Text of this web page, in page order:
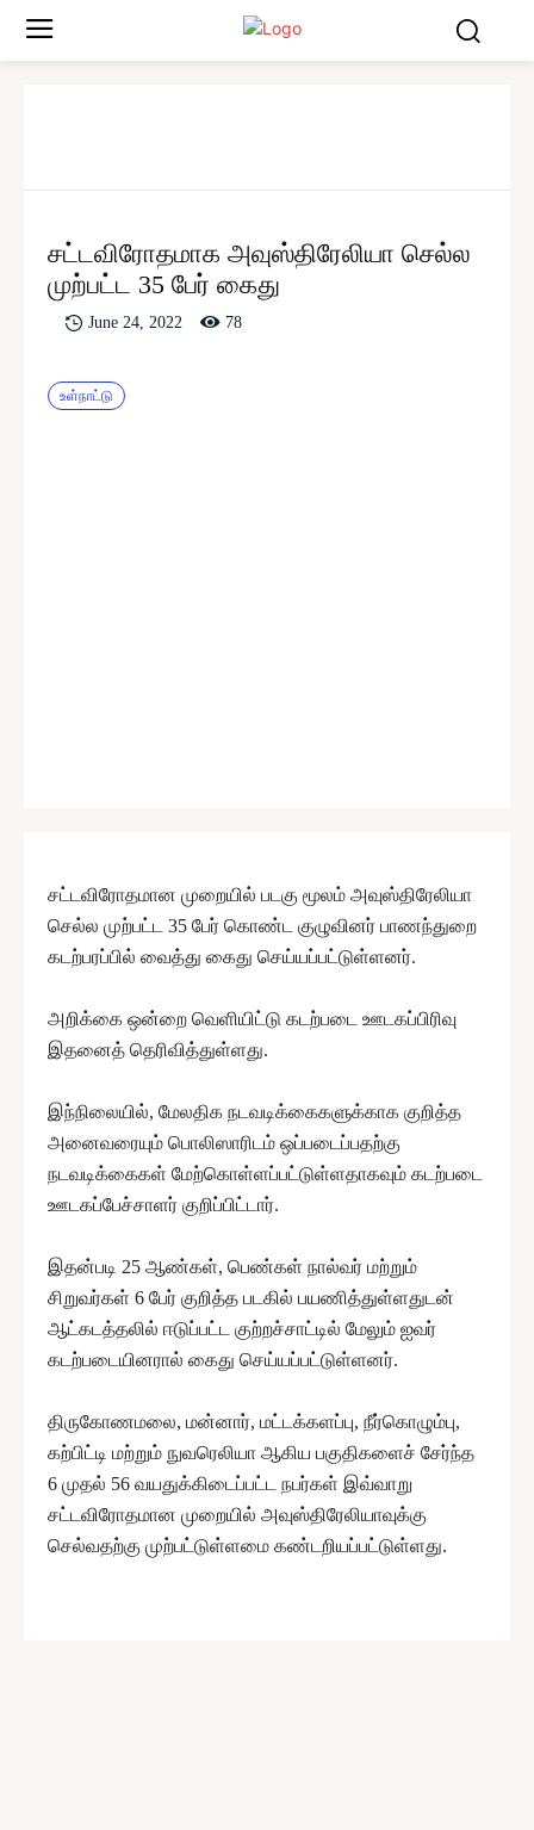
சட்டவிரோதமாக அவுஸ்திரேலியா செல்ல
முற்பட்ட 35 பேர் கைது
June 24, 2022 78
உள்நாட்டு
சட்டவிரோதமான முறையில் படகு மூலம் அவுஸ்திரேலியா
செல்ல முற்பட்ட 35 பேர் கொண்ட குழுவினர் பாணந்துறை
கடற்பரப்பில் வைத்து கைது செய்யப்பட்டுள்ளனர்.
அறிக்கை ஒன்றை வெளியிட்டு கடற்படை ஊடகப்பிரிவு
இதனைத் தெரிவித்துள்ளது.
இந்நிலையில், மேலதிக நடவடிக்கைகளுக்காக குறித்த
அனைவரையும் பொலிஸாரிடம் ஒப்படைப்பதற்கு
நடவடிக்கைகள் மேற்கொள்ளப்பட்டுள்ளதாகவும் கடற்படை
ஊடகப்பேச்சாளர் குறிப்பிட்டார்.
இதன்படி 25 ஆண்கள், பெண்கள் நால்வர் மற்றும்
சிறுவர்கள் 6 பேர் குறித்த படகில் பயணித்துள்ளதுடன்
ஆட்கடத்தலில் ஈடுப்பட்ட குற்றச்சாட்டில் மேலும் ஐவர்
கடற்படையினரால் கைது செய்யப்பட்டுள்ளனர்.
திருகோணமலை, மன்னார், மட்டக்களப்பு, நீர்கொழும்பு,
கற்பிட்டி மற்றும் நுவரெலியா ஆகிய பகுதிகளைச் சேர்ந்த
6 முதல் 56 வயதுக்கிடைப்பட்ட நபர்கள் இவ்வாறு
சட்டவிரோதமான முறையில் அவுஸ்திரேலியாவுக்கு
செல்வதற்கு முற்பட்டுள்ளமை கண்டறியப்பட்டுள்ளது.